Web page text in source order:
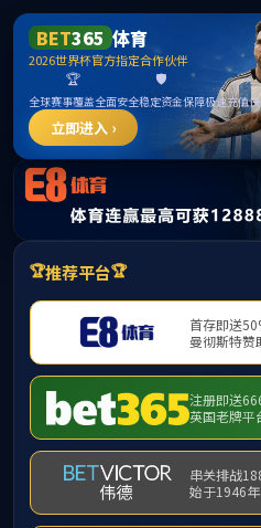
zoty中欧体育全站·(
首页 学院概况